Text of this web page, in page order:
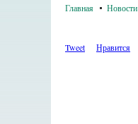
Главная Новости
Tweet Нравится